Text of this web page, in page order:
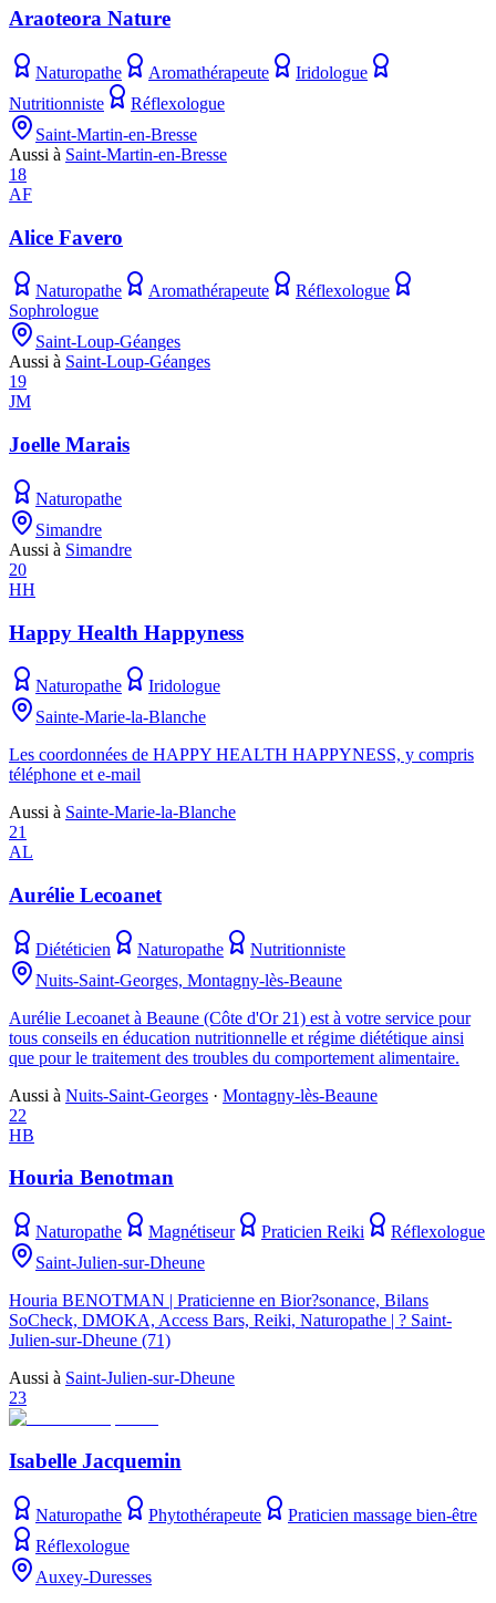
Araoteora Nature
Naturopathe Aromathérapeute
Iridologue
Nutritionniste
Réflexologue
Saint-Martin-en-Bresse
Aussi à Saint-Martin-en-Bresse
18
AF
Alice Favero
Naturopathe Aromathérapeute
Réflexologue
Sophrologue
Saint-Loup-Géanges
Aussi à Saint-Loup-Géanges
19
JM
Joelle Marais
Naturopathe
Simandre
Aussi à Simandre
20
HH
Happy Health Happyness
Naturopathe
Iridologue
Sainte-Marie-la-Blanche
Les coordonnées de HAPPY HEALTH HAPPYNESS, y compris
téléphone et e-mail
Aussi à Sainte-Marie-la-Blanche
21
AL
Aurélie Lecoanet
Diététicien Naturopathe
Nutritionniste
Nuits-Saint-Georges, Montagny-lès-Beaune
Aurélie Lecoanet à Beaune (Côte d'Or 21) est à votre service pour
tous conseils en éducation nutritionnelle et régime diététique ainsi
que pour le traitement des troubles du comportement alimentaire.
Aussi à Nuits-Saint-Georges · Montagny-lès-Beaune
22
HB
Houria Benotman
Naturopathe Magnétiseur Praticien Reiki
Réflexologue
Saint-Julien-sur-Dheune
Houria BENOTMAN | Praticienne en Bior?sonance, Bilans
SoCheck, DMOKA, Access Bars, Reiki, Naturopathe | ? Saint-
Julien-sur-Dheune (71)
Aussi à Saint-Julien-sur-Dheune
23
Isabelle Jacquemin
Naturopathe Phytothérapeute
Praticien massage bien-être
Réflexologue
Auxey-Duresses